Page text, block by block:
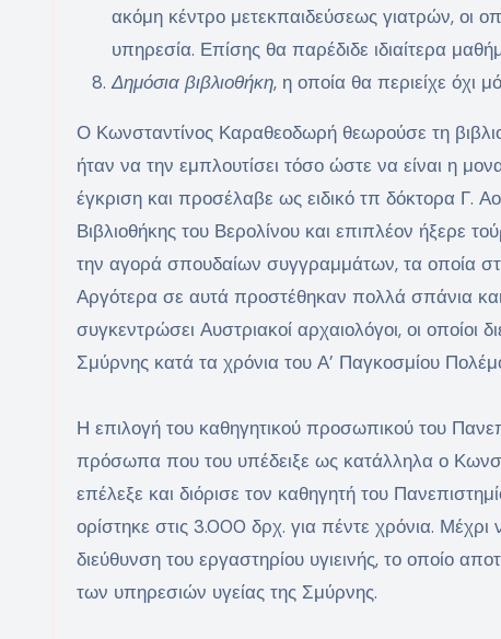
ακόμη κέντρο μετεκπαιδεύσεως γιατρών, οι
υπηρεσία. Επίσης θα παρέδιδε ιδιαίτερα
Δημόσια βιβλιοθήκη, η οποία θα περιείχε όχι
Ο Κωνσταντίνος Καραθεοδωρή θεωρούσε τη
ήταν να την εμπλουτίσει τόσο ώστε να είναι η
έγκριση και προσέλαβε ως ειδικό τπ δόκτορα Γ.
Βιβλιοθήκης του Βερολίνου και επιπλέον ήξερε
την αγορά σπουδαίων συγγραμμάτων, τα οποία
Αργότερα σε αυτά προστέθηκαν πολλά σπάνια
συγκεντρώσει Αυστριακοί αρχαιολόγοι, οι
Σμύρνης κατά τα χρόνια του Α’ Παγκοσμίου
Η επιλογή του καθηγητικού προσωπικού του
πρόσωπα που του υπέδειξε ως κατάλληλα ο
επέλεξε και διόρισε τον καθηγητή του
ορίστηκε στις 3.000 δρχ. για πέντε χρόνια.
διεύθυνση του εργαστηρίου υγιεινής, το οποίο
των υπηρεσιών υγείας της Σμύρνης.